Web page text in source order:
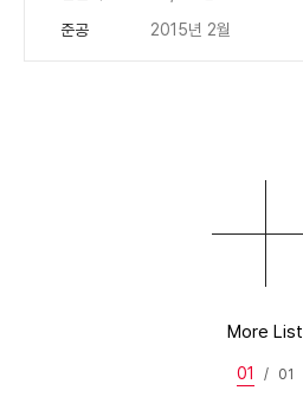
준공
2015년 2월
More List
01 / 01